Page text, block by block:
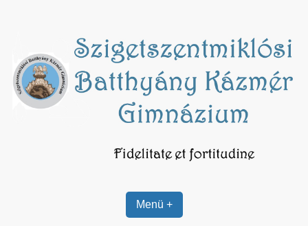
Menü +